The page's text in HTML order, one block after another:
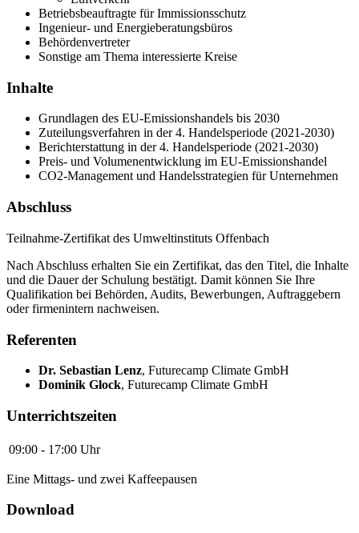
Betriebsbeauftragte für Immissionsschutz
Ingenieur- und Energieberatungsbüros
Behördenvertreter
Sonstige am Thema interessierte Kreise
Inhalte
Grundlagen des EU-Emissionshandels bis 2030
Zuteilungsverfahren in der 4. Handelsperiode (2021-2030)
Berichterstattung in der 4. Handelsperiode (2021-2030)
Preis- und Volumenentwicklung im EU-Emissionshandel
CO2-Management und Handelsstrategien für Unternehmen
Abschluss
Teilnahme-Zertifikat des Umweltinstituts Offenbach
Nach Abschluss erhalten Sie ein Zertifikat, das den Titel, die Inhalte
und die Dauer der Schulung bestätigt. Damit können Sie Ihre
Qualifikation bei Behörden, Audits, Bewerbungen, Auftraggebern
oder firmenintern nachweisen.
Referenten
Dr. Sebastian Lenz, Futurecamp Climate GmbH
Dominik Glock, Futurecamp Climate GmbH
Unterrichtszeiten
09:00 - 17:00 Uhr
Eine Mittags- und zwei Kaffeepausen
Download